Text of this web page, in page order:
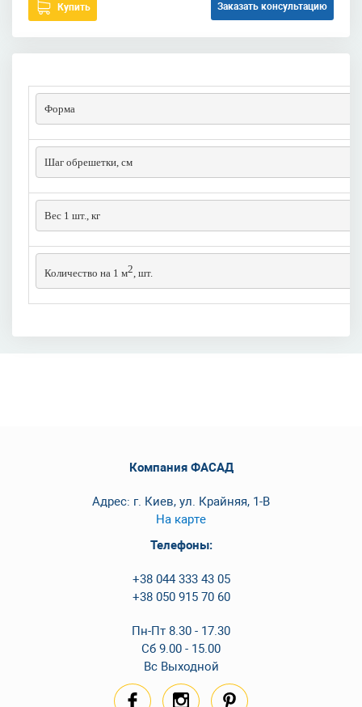
Купить Заказать консультацию
Форма
Шаг обрешетки, см
Вес 1 шт., кг
Количество на 1 м2 , шт.
Компания ФАСАД
Адрес: г. Киев, ул. Крайняя, 1-В
На карте
Телефоны:
+38 044 333 43 05
+38 050 915 70 60
Пн-Пт 8.30 - 17.30
Сб 9.00 - 15.00
Вс Выходной